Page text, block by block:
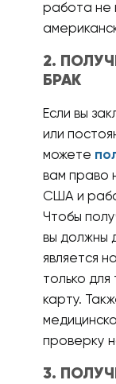
работа не
2.
БРАК
Если вы
или
можете
вам право
США и
Чтобы
вы должны
является
только для
карту.
проверку
3.